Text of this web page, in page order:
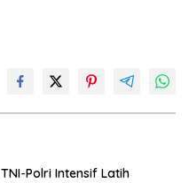
TNI-Polri Intensif Latih